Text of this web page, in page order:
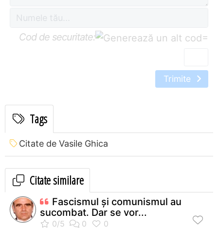
Cod de securitate: =
Trimite
Tags
Citate de Vasile Ghica
Citate similare
Fascismul şi comunismul au
sucombat. Dar se vor...